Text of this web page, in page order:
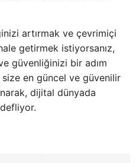
artırmak ve çevrimiçi
getirmek istiyorsanız,
güvenliğinizi bir adım
size en güncel ve güvenilir
dijital dünyada